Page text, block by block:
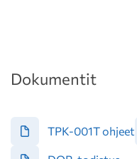
Dokumentit
TPK-001T ohjeet